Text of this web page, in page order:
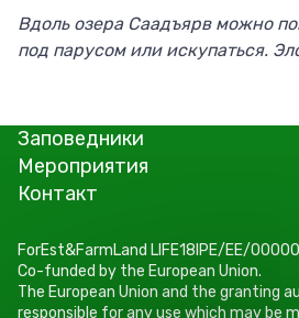
Вдоль озера Саадъярв можно
под парусом или искупаться.
Заповедники
Мероприятия
Контакт
ForEst&FarmLand LIFE18IPE/EE/
Co-funded by the European Union.
The European Union and the granting
responsible for any use which may be